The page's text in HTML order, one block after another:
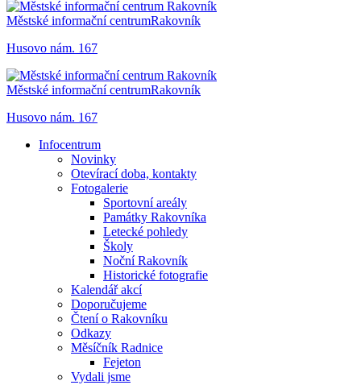
Městské informační centrumRakovník
Husovo nám. 167
Městské informační centrumRakovník
Husovo nám. 167
Infocentrum
Novinky
Otevírací doba, kontakty
Fotogalerie
Sportovní areály
Památky Rakovníka
Letecké pohledy
Školy
Noční Rakovník
Historické fotografie
Kalendář akcí
Doporučujeme
Čtení o Rakovníku
Odkazy
Měsíčník Radnice
Fejeton
Vydali jsme